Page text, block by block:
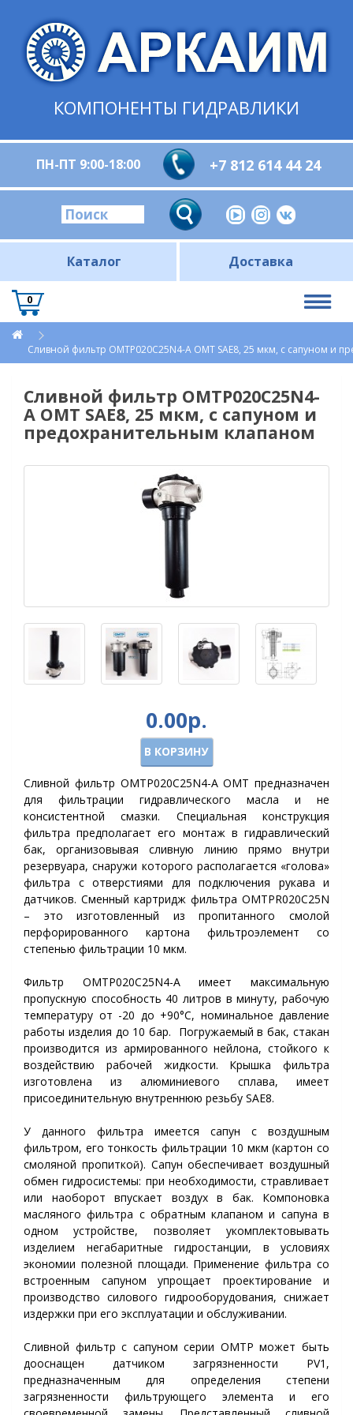
КОМПОНЕНТЫ ГИДРАВЛИКИ
ПН-ПТ 9:00-18:00 +7 812 614 44 24
Каталог Доставка
0
Сливной фильтр OMTP020С25N4-A OMT SAE8, 25 мкм, с сапуном и
Сливной фильтр OMTP020С25N4-
A OMT SAE8, 25 мкм, с сапуном и
предохранительным клапаном
0.00р.
В КОРЗИНУ
Сливной фильтр OMTP020С25N4-A OMT предназначен
для фильтрации гидравлического масла и не
консистентной смазки. Специальная конструкция
фильтра предполагает его монтаж в гидравлический
бак, организовывая сливную линию прямо внутри
резервуара, снаружи которого располагается «голова»
фильтра с отверстиями для подключения рукава и
датчиков. Сменный картридж фильтра OMTPR020С25N
– это изготовленный из пропитанного смолой
перфорированного картона фильтроэлемент со
степенью фильтрации 10 мкм.
Фильтр OMTP020С25N4-A имеет максимальную
пропускную способность 40 литров в минуту, рабочую
температуру от -20 до +90°C, номинальное давление
работы изделия до 10 бар. Погружаемый в бак, стакан
производится из армированного нейлона, стойкого к
воздействию рабочей жидкости. Крышка фильтра
изготовлена из алюминиевого сплава, имеет
присоединительную внутреннюю резьбу SAE8.
У данного фильтра имеется сапун с воздушным
фильтром, его тонкость фильтрации 10 мкм (картон со
смоляной пропиткой). Сапун обеспечивает воздушный
обмен гидросистемы: при необходимости, стравливает
или наоборот впускает воздух в бак. Компоновка
масляного фильтра с обратным клапаном и сапуна в
одном устройстве, позволяет укомплектовывать
изделием негабаритные гидростанции, в условиях
экономии полезной площади. Применение фильтра со
встроенным сапуном упрощает проектирование и
производство силового гидрооборудования, снижает
издержки при его эксплуатации и обслуживании.
Сливной фильтр с сапуном серии OMTPможет быть
дооснащен датчиком загрязненности PV1,
предназначенным для определения степени
загрязненности фильтрующего элемента и его